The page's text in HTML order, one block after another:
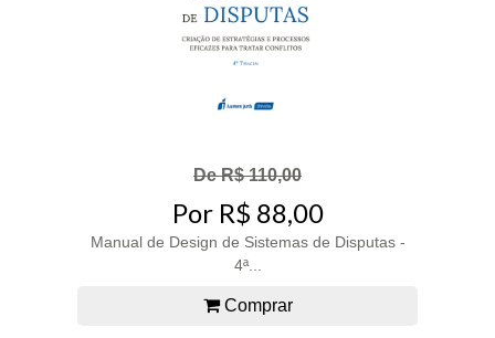
De R$ 110,00
Por R$ 88,00
Manual de Design de Sistemas de Disputas -
4ª...
Comprar